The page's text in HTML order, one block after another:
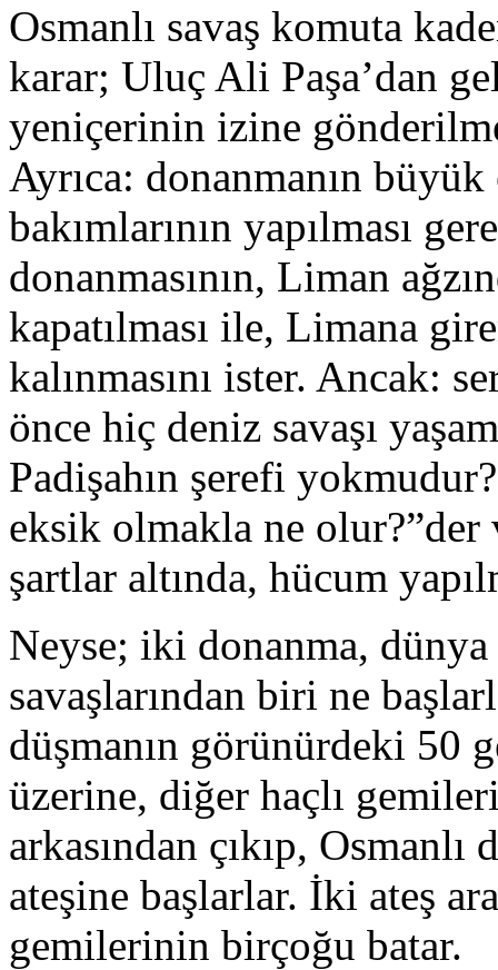
Osmanlı savaş komuta
karar; Uluç Ali Paşa’dan
yeniçerinin izine
Ayrıca: donanmanın
bakımlarının yapılması
donanmasının, Liman
kapatılması ile, Limana
kalınmasını ister. Ancak:
önce hiç deniz savaşı
Padişahın şerefi
eksik olmakla ne olur?”der
şartlar altında, hücum
Neyse; iki donanma,
savaşlarından biri ne
düşmanın görünürdeki 50
üzerine, diğer haçlı
arkasından çıkıp, Osmanlı
ateşine başlarlar. İki ateş
gemilerinin birçoğu batar.